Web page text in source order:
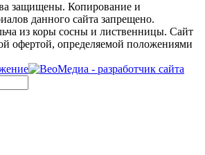
защищены. Копирование и
данного сайта запрещено.
из коры сосны и лиственницы. Сайт
офертой, определяемой положениями